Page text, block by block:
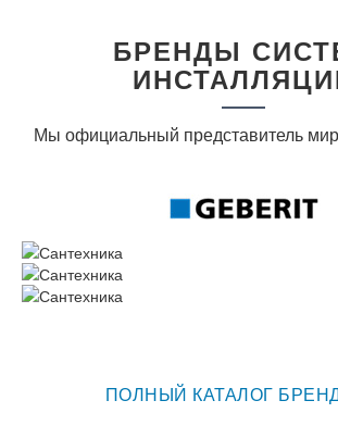
БРЕНДЫ
Мы официальный представитель
ПОЛНЫЙ КАТАЛОГ